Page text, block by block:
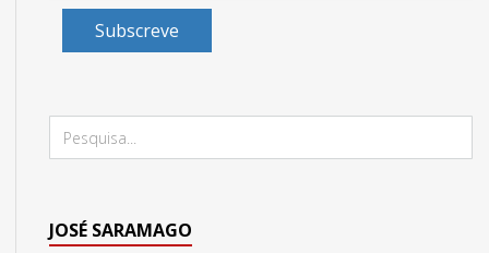
Subscreve
JOSÉ SARAMAGO